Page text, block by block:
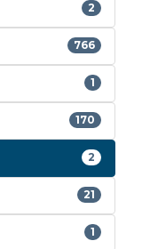
2
766
1
170
2
21
1